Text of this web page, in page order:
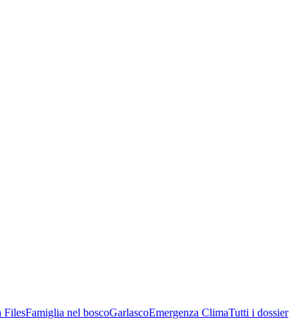
FilesFamiglia nel boscoGarlascoEmergenza ClimaTutti i dossier